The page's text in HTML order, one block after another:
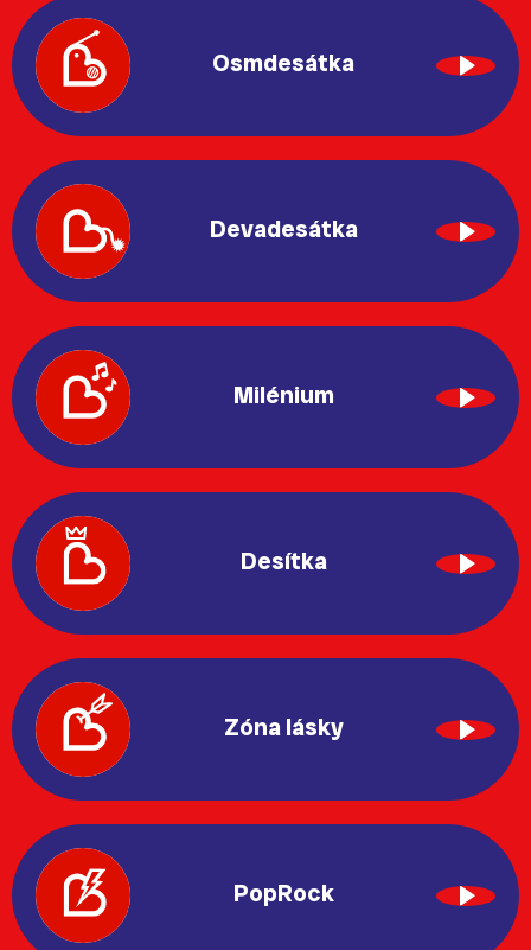
Osmdesátka
Devadesátka
Milénium
Desítka
Zóna lásky
PopRock